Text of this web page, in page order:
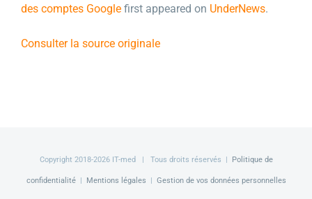
des comptes Google first appeared on UnderNews.
Consulter la source originale
Copyright 2018-2026 IT-med | Tous droits réservés | Politique de
confidentialité| Mentions légales | Gestion de vos données personnelles